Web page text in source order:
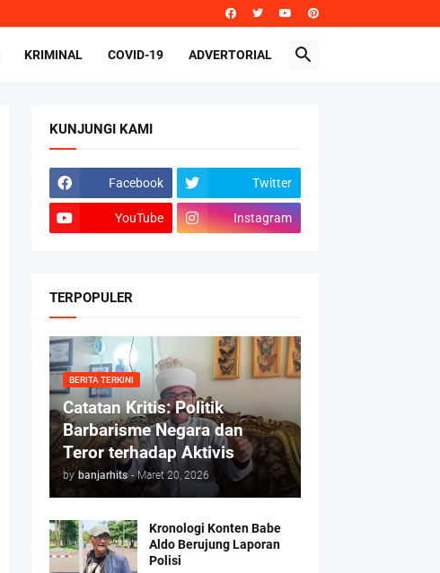
KRIMINAL COVID-19 ADVERTORIAL
KUNJUNGI KAMI
Facebook Twitter
YouTube Instagram
TERPOPULER
BERITA TERKINI
Catatan Kritis: Politik
Barbarisme Negara dan
Teror terhadap Aktivis
by banjarhits - Maret 20, 2026
Kronologi Konten Babe
Aldo Berujung Laporan
Polisi